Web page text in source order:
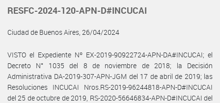
RESFC-2024-120-APN-D#INCUCAI
Ciudad de Buenos Aires, 26/04/2024
VISTO el Expediente Nº EX-2019-90922724-APN-DA#INCUCAI; el
Decreto N° 1035 del 8 de noviembre de 2018; la Decisión
Administrativa DA-2019-307-APN-JGM del 17 de abril de 2019; las
Resoluciones INCUCAI Nros.RS-2019-96244818-APN-D#INCUCAI
del 25 de octubre de 2019, RS-2020-56646834-APN-D#INCUCAI del